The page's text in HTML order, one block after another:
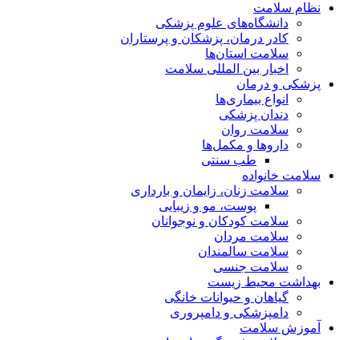
نظام سلامت
دانشگاه‌های علوم پزشکی
کادر درمان، پزشکان و پرستاران
سلامت استان‌ها
اخبار بین المللی سلامت
پزشکی و درمان
انواع بیماری‌ها
دندان پزشکی
سلامت روان
داروها و مکمل‌ها
طب سنتی
سلامت خانواده
سلامت زنان، زایمان و بارداری
پوست، مو و زیبایی
سلامت کودکان و نوجوانان
سلامت مردان
سلامت سالمندان
سلامت جنسی
بهداشت محیط زیست
گیاهان و حیوانات خانگی
دامپزشکی و دامپروری
آموزش سلامت